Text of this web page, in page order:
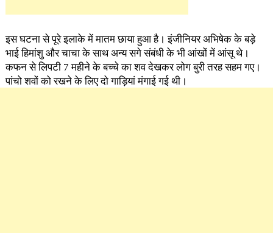
इस घटना से पूरे इलाके में मातम छाया हुआ है। इंजीनियर अभिषेक के बड़े
भाई हिमांशु और चाचा के साथ अन्य सगे संबंधी के भी आंखों में आंसू थे।
कफन से लिपटी 7 महीने के बच्चे का शव देखकर लोग बुरी तरह सहम गए।
पांचो शवों को रखने के लिए दो गाड़ियां मंगाई गई थी।